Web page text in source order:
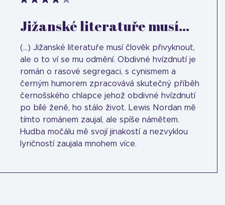
Jižanské literatuře musí...
(...) Jižanské literatuře musí člověk přivyknout,
ale o to ví se mu odmění. Obdivné hvízdnutí je
román o rasové segregaci, s cynismem a
černým humorem zpracovává skutečný příběh
černošského chlapce jehož obdivné hvízdnutí
po bílé ženě, ho stálo život. Lewis Nordan mě
tímto románem zaujal, ale spíše námětem.
Hudba močálu mě svojí jinakostí a nezvyklou
lyričností zaujala mnohem více.